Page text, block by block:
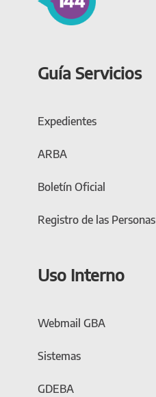
Guía Servicios
Expedientes
ARBA
Boletín Oficial
Registro de las Personas
Uso Interno
Webmail GBA
Sistemas
GDEBA